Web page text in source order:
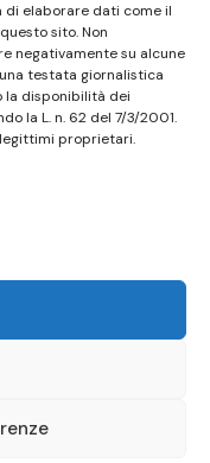
di elaborare dati come il
sito. Non
negativamente su alcune
testata giornalistica
la disponibilità dei
la L. n. 62 del 7/3/2001.
proprietari.
dei materiali.
in alcun modo
L. n. 62 del
ai
nomi di prodotti,
europea.